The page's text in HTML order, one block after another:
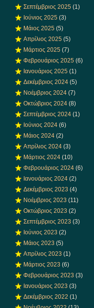
Σεπτέμβριος 2025 (1)
Ιούνιος 2025 (3)
Μάιος 2025 (5)
Απρίλιος 2025 (5)
Μάρτιος 2025 (7)
Φεβρουάριος 2025 (6)
Ιανουάριος 2025 (1)
Δεκέμβριος 2024 (5)
Νοέμβριος 2024 (7)
Οκτώβριος 2024 (8)
Σεπτέμβριος 2024 (1)
Ιούνιος 2024 (6)
Μάιος 2024 (2)
Απρίλιος 2024 (3)
Μάρτιος 2024 (10)
Φεβρουάριος 2024 (6)
Ιανουάριος 2024 (2)
Δεκέμβριος 2023 (4)
Νοέμβριος 2023 (11)
Οκτώβριος 2023 (2)
Σεπτέμβριος 2023 (3)
Ιούνιος 2023 (2)
Μάιος 2023 (5)
Απρίλιος 2023 (1)
Μάρτιος 2023 (6)
Φεβρουάριος 2023 (3)
Ιανουάριος 2023 (3)
Δεκέμβριος 2022 (1)